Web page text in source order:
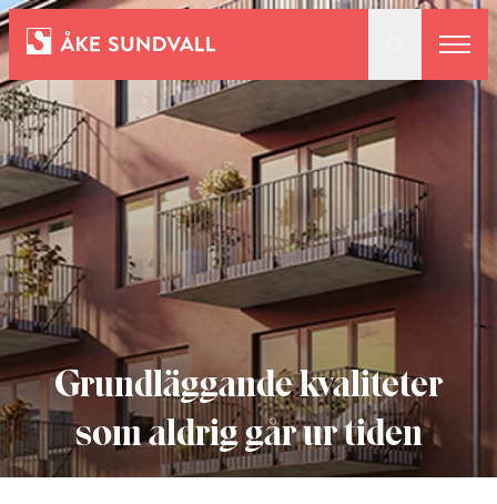
Bostäder
Lokaler och parkering
Entreprenad
Om oss
Kontakt
Grundläggande kvaliteter
som aldrig går ur tiden